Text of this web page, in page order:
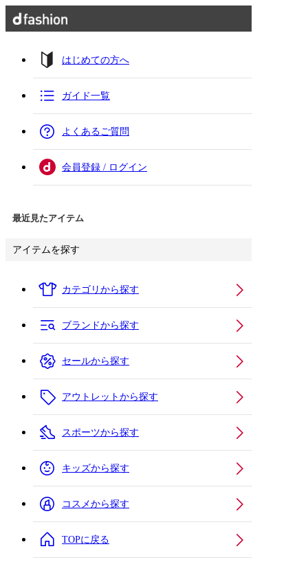
はじめての方へ
ガイド一覧
よくあるご質問
会員登録 / ログイン
最近見たアイテム
アイテムを探す
カテゴリから探す
ブランドから探す
セールから探す
アウトレットから探す
スポーツから探す
キッズから探す
コスメから探す
TOPに戻る